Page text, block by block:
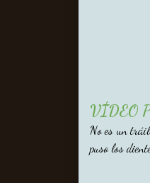
VÍDEO
No es un
puso los